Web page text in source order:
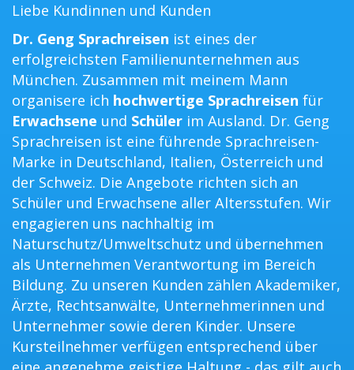
Liebe Kundinnen und Kunden
Dr. Geng Sprachreisen ist eines der
erfolgreichsten Familienunternehmen aus
München. Zusammen mit meinem Mann
organisere ich hochwertige Sprachreisen für
Erwachsene und Schüler im Ausland. Dr. Geng
Sprachreisen ist eine führende Sprachreisen-
Marke in Deutschland, Italien, Österreich und
der Schweiz. Die Angebote richten sich an
Schüler und Erwachsene aller Altersstufen. Wir
engagieren uns nachhaltig im
Naturschutz/Umweltschutz und übernehmen
als Unternehmen Verantwortung im Bereich
Bildung. Zu unseren Kunden zählen Akademiker,
Ärzte, Rechtsanwälte, Unternehmerinnen und
Unternehmer sowie deren Kinder. Unsere
Kursteilnehmer verfügen entsprechend über